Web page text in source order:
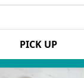
PICK UP